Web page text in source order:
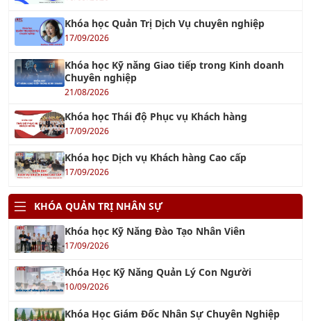
Khóa học Quản Trị Dịch Vụ chuyên nghiệp
17/09/2026
Khóa học Kỹ năng Giao tiếp trong Kinh doanh
Chuyên nghiệp
21/08/2026
Khóa học Thái độ Phục vụ Khách hàng
17/09/2026
Khóa học Dịch vụ Khách hàng Cao cấp
17/09/2026
KHÓA QUẢN TRỊ NHÂN SỰ
Khóa học Kỹ Năng Đào Tạo Nhân Viên
17/09/2026
Khóa Học Kỹ Năng Quản Lý Con Người
10/09/2026
Khóa Học Giám Đốc Nhân Sự Chuyên Nghiệp